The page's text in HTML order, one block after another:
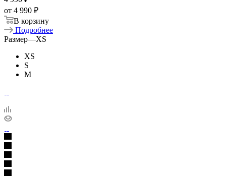
от 4 990 ₽
В корзину
Подробнее
Размер—XS
XS
S
M